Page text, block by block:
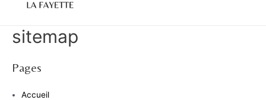
sitemap
Pages
Accueil